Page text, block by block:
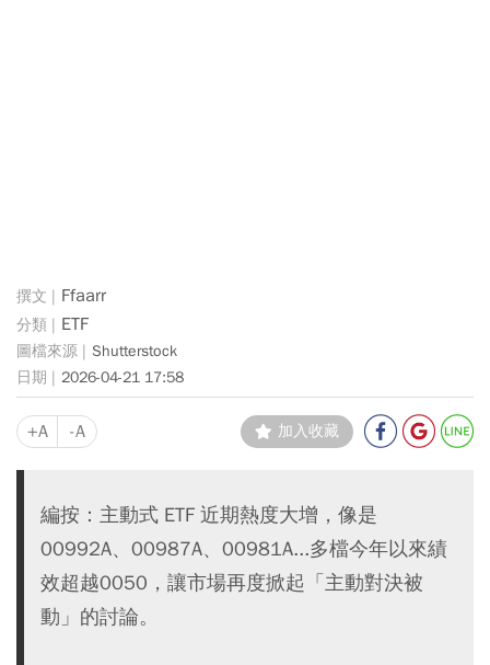
Ffaarr
ETF
Shutterstock
2026-04-21 17:58
+A -A 加入收藏
編按：主動式 ETF 近期熱度大增，像是
00992A、00987A、00981A...多檔今年以來績
效超越0050，讓市場再度掀起「主動對決被
動」的討論。